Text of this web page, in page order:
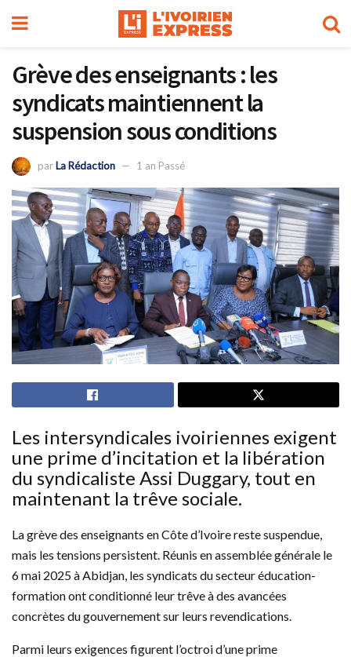
Grève des enseignants : les
syndicats maintiennent la
suspension sous conditions
parLa Rédaction 1 an Passé
Les intersyndicales ivoiriennes exigent
une prime d’incitation et la libération
du syndicaliste Assi Duggary, tout en
maintenant la trêve sociale.
La grève des enseignants en Côte d’Ivoire reste suspendue,
mais les tensions persistent. Réunis en assemblée générale le
6 mai 2025 à Abidjan, les syndicats du secteur éducation-
formation ont conditionné leur trêve à des avancées
concrètes du gouvernement sur leurs revendications.
Parmi leurs exigences figurent l’octroi d’une prime